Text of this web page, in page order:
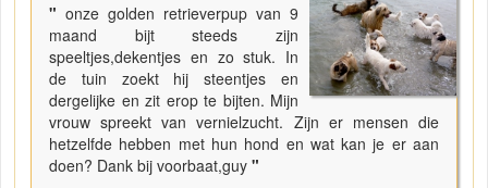
"onze golden retrieverpup van 9
maand bijt steeds zijn
speeltjes,dekentjes en zo stuk. In
de tuin zoekt hij steentjes en
dergelijke en zit erop te bijten. Mijn
vrouw spreekt van vernielzucht. Zijn er mensen die
hetzelfde hebben met hun hond en wat kan je er aan
doen? Dank bij voorbaat,guy "